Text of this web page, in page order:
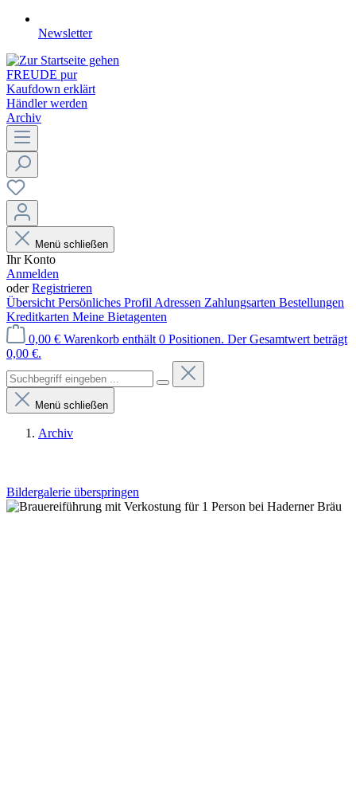
Newsletter
FREUDE pur
Kaufdown erklärt
Händler werden
Archiv
Menü schließen
Ihr Konto
Anmelden
oderRegistrieren
Übersicht Persönliches Profil Adressen Zahlungsarten Bestellungen
Kreditkarten Meine Bietagenten
0,00 € Warenkorb enthält 0 Positionen. Der Gesamtwert beträgt
0,00 €.
Menü schließen
Archiv
Bildergalerie überspringen